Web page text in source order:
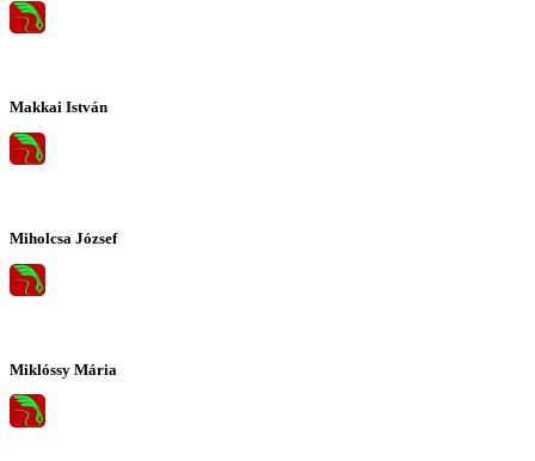
Makkai István
Miholcsa József
Miklóssy Mária